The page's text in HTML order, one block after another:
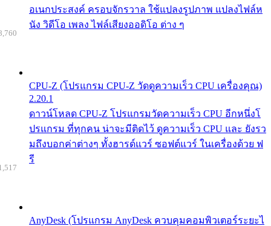
อเนกประสงค์ ครอบจักรวาล ใช้แปลงรูปภาพ แปลงไฟล์ห
นัง วิดีโอ เพลง ไฟล์เสียงออดิโอ ต่าง ๆ
CPU-Z (โปรแกรม CPU-Z วัดดูความเร็ว CPU เครื่องคุณ)
2.20.1
ดาวน์โหลด CPU-Z โปรแกรมวัดความเร็ว CPU อีกหนึ่งโ
ปรแกรม ที่ทุกคน น่าจะมีติดไว้ ดูความเร็ว CPU และ ยังรว
มถึงบอกค่าต่างๆ ทั้งฮารด์แวร์ ซอฟต์แวร์ ในเครื่องด้วย ฟ
รี
AnyDesk (โปรแกรม AnyDesk ควบคุมคอมพิวเตอร์ระยะไ